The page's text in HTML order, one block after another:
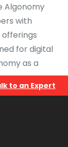
to an Expert
Algonomy
with
for digital
as a